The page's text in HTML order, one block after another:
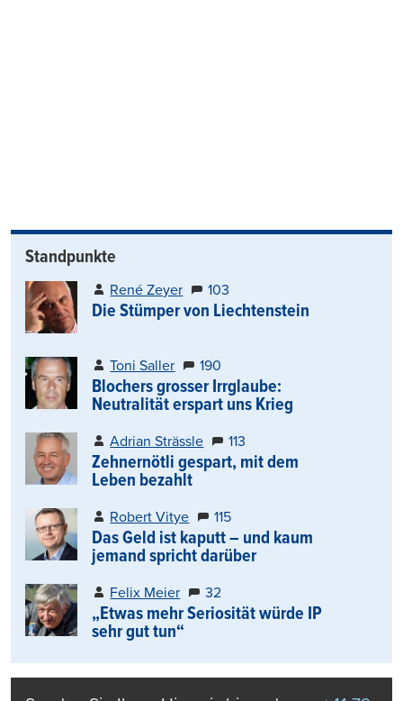
Standpunkte
René Zeyer 103
Die Stümper von Liechtenstein
Toni Saller 190
Blochers grosser Irrglaube:
Neutralität erspart uns Krieg
Adrian Strässle 113
Zehnernötli gespart, mit dem
Leben bezahlt
Robert Vitye 115
Das Geld ist kaputt – und kaum
jemand spricht darüber
Felix Meier 32
„Etwas mehr Seriosität würde IP
sehr gut tun“